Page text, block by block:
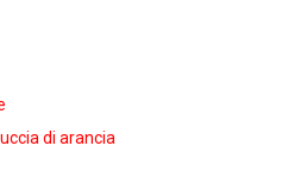
di arancia